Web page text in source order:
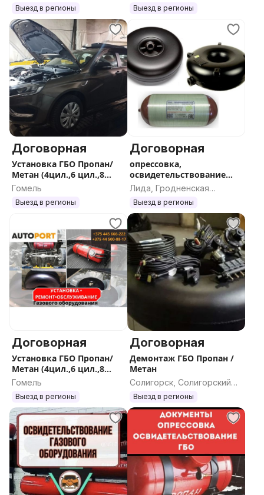
область
Выезд в регионы Выезд в регионы
Договорная
Установка ГБО Пропан/
Метан (4цил.,6 цил.,8
цил.), ремонт. демонтаж
Гомель
Выезд в регионы
Договорная
опрессовка,
освидетельствование
газовых баллонов,
оформление документов
Лида, Гродненская
область
Выезд в регионы
Договорная
Установка ГБО Пропан/
Метан (4цил.,6 цил.,8
цил.), ремонт. демонтаж
Гомель
Выезд в регионы
Договорная
Демонтаж ГБО Пропан /
Метан
Солигорск, Солигорский
район, Минская область
Выезд в регионы